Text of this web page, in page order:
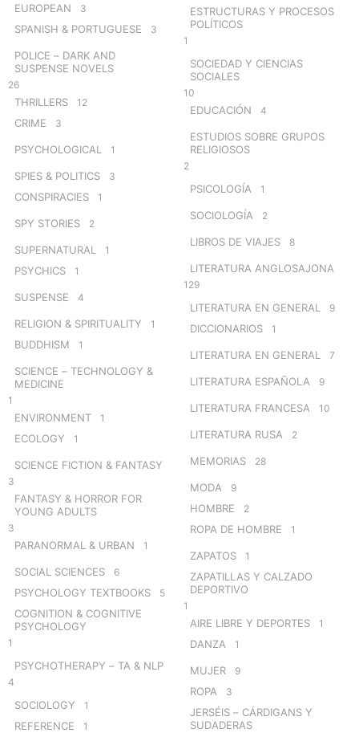
EUROPEAN 3
SPANISH & PORTUGUESE 3
POLICE – DARK AND
SUSPENSE NOVELS
26
THRILLERS 12
CRIME 3
PSYCHOLOGICAL 1
SPIES & POLITICS 3
CONSPIRACIES 1
SPY STORIES 2
SUPERNATURAL 1
PSYCHICS 1
SUSPENSE 4
RELIGION & SPIRITUALITY 1
BUDDHISM 1
SCIENCE – TECHNOLOGY &
MEDICINE
1
ENVIRONMENT 1
ECOLOGY 1
SCIENCE FICTION & FANTASY
3
FANTASY & HORROR FOR
YOUNG ADULTS
3
PARANORMAL & URBAN 1
SOCIAL SCIENCES 6
PSYCHOLOGY TEXTBOOKS 5
COGNITION & COGNITIVE
PSYCHOLOGY
1
PSYCHOTHERAPY – TA & NLP
4
SOCIOLOGY 1
REFERENCE 1
ESTRUCTURAS Y PROCESOS
POLÍTICOS
1
SOCIEDAD Y CIENCIAS
SOCIALES
10
EDUCACIÓN 4
ESTUDIOS SOBRE GRUPOS
RELIGIOSOS
2
PSICOLOGÍA 1
SOCIOLOGÍA 2
LIBROS DE VIAJES 8
LITERATURA ANGLOSAJONA
129
LITERATURA EN GENERAL 9
DICCIONARIOS 1
LITERATURA EN GENERAL 7
LITERATURA ESPAÑOLA 9
LITERATURA FRANCESA 10
LITERATURA RUSA 2
MEMORIAS 28
MODA 9
HOMBRE 2
ROPA DE HOMBRE 1
ZAPATOS 1
ZAPATILLAS Y CALZADO
DEPORTIVO
1
AIRE LIBRE Y DEPORTES 1
DANZA 1
MUJER 9
ROPA 3
JERSÉIS – CÁRDIGANS Y
SUDADERAS